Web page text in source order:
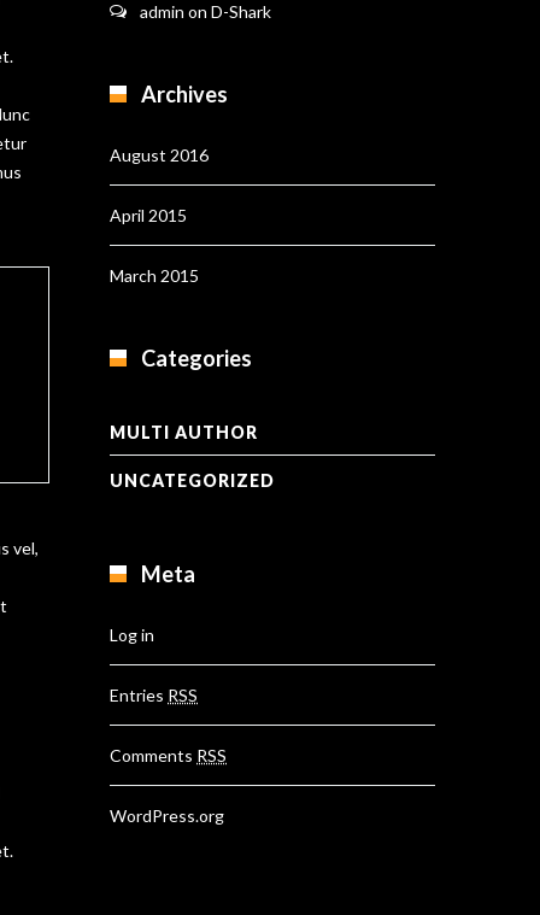
vel,
admin on D-Shark
Archives
August 2016
April 2015
March 2015
Categories
MULTI AUTHOR
UNCATEGORIZED
Meta
Log in
Entries RSS
Comments RSS
WordPress.org